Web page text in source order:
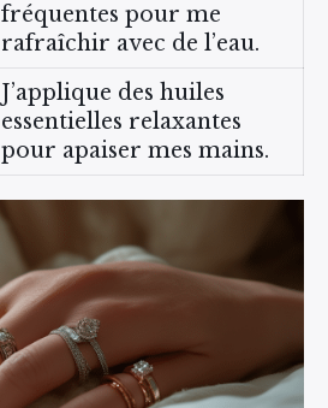
fréquentes pour me
rafraîchir avec de l’eau.
J’applique des huiles
essentielles relaxantes
pour apaiser mes mains.